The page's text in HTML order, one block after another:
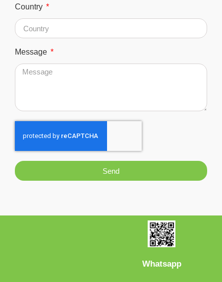
Country
Message
Send
Whatsapp